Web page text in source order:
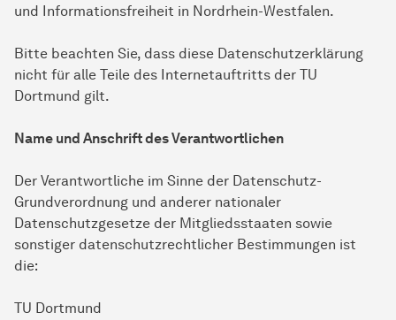
und Informationsfreiheit in Nordrhein-Westfalen.
Bitte beachten Sie, dass diese Datenschutzerklärung
nicht für alle Teile des Internetauftritts der TU
Dortmund gilt.
Name und Anschrift des Verantwortlichen
Der Verantwortliche im Sinne der Datenschutz-
Grundverordnung und anderer nationaler
Datenschutzgesetze der Mitgliedsstaaten sowie
sonstiger datenschutzrechtlicher Bestimmungen ist
die:
TU Dortmund